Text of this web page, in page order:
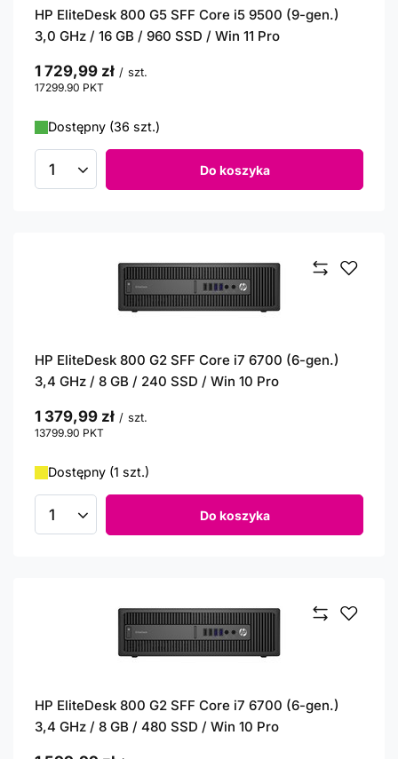
HP EliteDesk 800 G5 SFF Core i5 9500 (9-gen.)
3,0 GHz / 16 GB / 960 SSD / Win 11 Pro
1 729,99 zł / szt.
17299.90 PKT
Dostępny (36 szt.)
Ilość produktów Do koszyka
HP EliteDesk 800 G2 SFF Core i7 6700 (6-gen.)
3,4 GHz / 8 GB / 240 SSD / Win 10 Pro
1 379,99 zł / szt.
13799.90 PKT
Dostępny (1 szt.)
Ilość produktów Do koszyka
HP EliteDesk 800 G2 SFF Core i7 6700 (6-gen.)
3,4 GHz / 8 GB / 480 SSD / Win 10 Pro